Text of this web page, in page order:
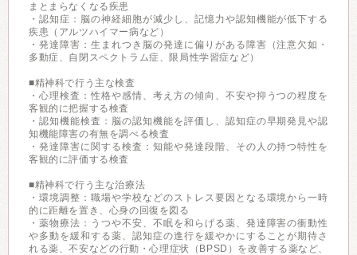
まとまらなくなる疾患
・認知症：脳の神経細胞が減少し、記憶力や認知機能が低下する
疾患（アルツハイマー病など）
・発達障害：生まれつき脳の発達に偏りがある障害（注意欠如・
多動症、自閉スペクトラム症、限局性学習症など）
■精神科で行う主な検査
・心理検査：性格や感情、考え方の傾向、不安や抑うつの程度を
客観的に把握する検査
・認知機能検査：脳の認知機能を評価し、認知症の早期発見や認
知機能障害の有無を調べる検査
・発達障害に関する検査：知能や発達段階、その人の持つ特性を
客観的に評価する検査
■精神科で行う主な治療法
・環境調整：職場や学校などのストレス要因となる環境から一時
的に距離を置き、心身の回復を図る
・薬物療法：うつや不安、不眠を和らげる薬、発達障害の衝動性
や多動を緩和する薬、認知症の進行を緩やかにすることが期待さ
れる薬、不安などの行動・心理症状（BPSD）を改善する薬など、